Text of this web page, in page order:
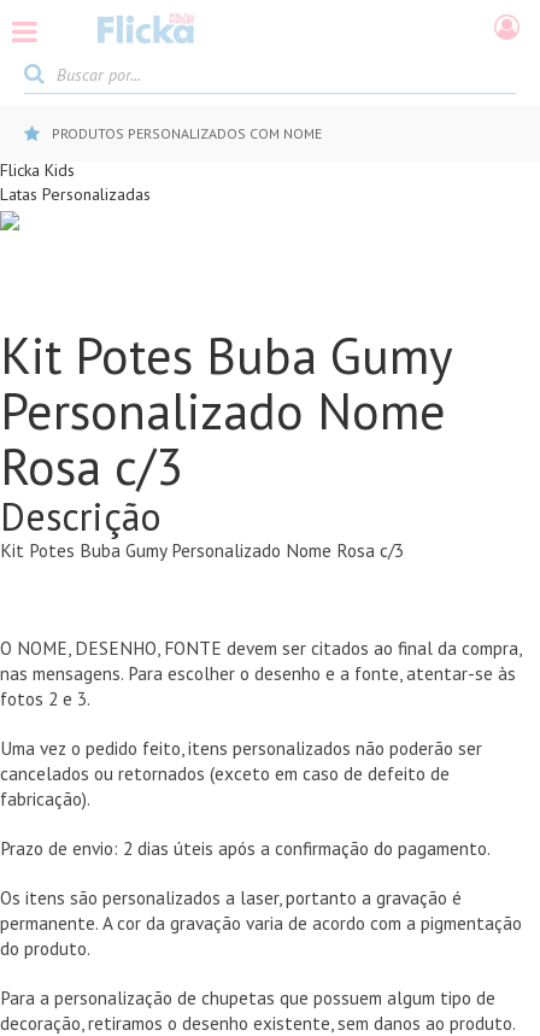
PRODUTOS PERSONALIZADOS COM NOME
Flicka Kids
Latas Personalizadas
Kit Potes Buba Gumy
Personalizado Nome
Rosa c/3
Descrição
Kit Potes Buba Gumy Personalizado Nome Rosa c/3
O NOME, DESENHO, FONTE devem ser citados ao final da compra,
nas mensagens. Para escolher o desenho e a fonte, atentar-se às
fotos 2 e 3.
Uma vez o pedido feito, itens personalizados não poderão ser
cancelados ou retornados (exceto em caso de defeito de
fabricação).
Prazo de envio: 2 dias úteis após a confirmação do pagamento.
Os itens são personalizados a laser, portanto a gravação é
permanente. A cor da gravação varia de acordo com a pigmentação
do produto.
Para a personalização de chupetas que possuem algum tipo de
decoração, retiramos o desenho existente, sem danos ao produto.